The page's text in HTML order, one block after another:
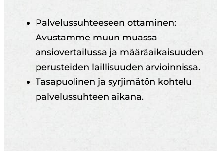
Palvelussuhteeseen ottaminen:
Avustamme muun muassa
ansiovertailussa ja määräaikaisuuden
perusteiden laillisuuden arvioinnissa.
Tasapuolinen ja syrjimätön kohtelu
palvelussuhteen aikana.